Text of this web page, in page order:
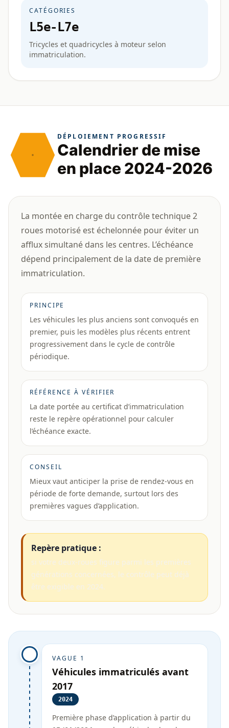
CATÉGORIES
L5e-L7e
Tricycles et quadricycles à moteur selon
immatriculation.
DÉPLOIEMENT PROGRESSIF
Calendrier de mise
en place 2024-2026
La montée en charge du contrôle technique 2
roues motorisé est échelonnée pour éviter un
afflux simultané dans les centres. L’échéance
dépend principalement de la date de première
immatriculation.
PRINCIPE
Les véhicules les plus anciens sont convoqués en
premier, puis les modèles plus récents entrent
progressivement dans le cycle de contrôle
périodique.
RÉFÉRENCE À VÉRIFIER
La date portée au certificat d’immatriculation
reste le repère opérationnel pour calculer
l’échéance exacte.
CONSEIL
Mieux vaut anticiper la prise de rendez-vous en
période de forte demande, surtout lors des
premières vagues d’application.
Repère pratique :
si votre deux-roues figure parmi les premières
générations concernées, le contrôle peut déjà
être exigible en 2024.
VAGUE 1
Véhicules immatriculés avant
2017
2024
Première phase d’application à partir du